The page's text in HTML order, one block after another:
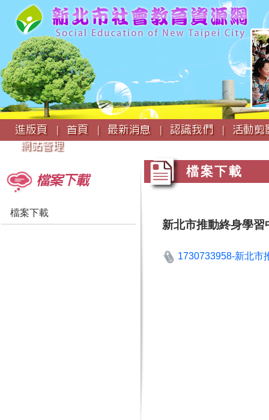
:::
進版頁 |
首頁 | 最新消息 | 認識我們 |
活動
網站管理
檔案下載
檔案下載
檔案下載
新北市推動終身學
1730733958-新北市